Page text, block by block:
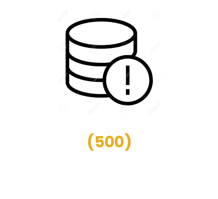
(500)